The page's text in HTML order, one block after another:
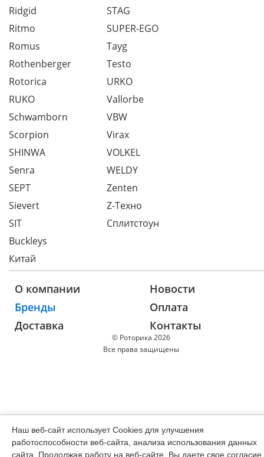
Ridgid
Ritmo
Romus
Rothenberger
Rotorica
RUKO
Schwamborn
Scorpion
SHINWA
Senra
SEPT
Sievert
SIT
STAG
SUPER-EGO
Tayg
Testo
URKO
Vallorbe
VBW
Virax
VOLKEL
WELDY
Zenten
Z-Техно
Сплитстоун
Buckleys
Китай
© Роторика 2026
Все права защищены
О компании
Новости
Бренды
Оплата
Доставка
Контакты
Наш веб-сайт использует Cookies для улучшения
работоспособности веб-сайта, анализа использования данных
сайта. Продолжая работу на веб-сайте, Вы даете свое согласие